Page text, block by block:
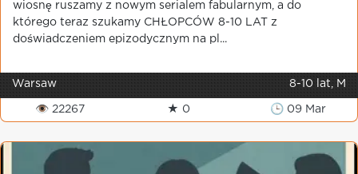
wiosnę ruszamy z nowym serialem fabularnym, a do
którego teraz szukamy CHŁOPCÓW 8-10 LAT z
doświadczeniem epizodycznym na pl...
Warsaw 8-10 lat, M
👁 22267 ★ 0 🕒 09 Mar